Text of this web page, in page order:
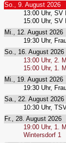
So., 9. August 2026
13:00 Uhr, SV
15:00 Uhr, SV
Mi., 12. August 2026
19:30 Uhr,
So., 16. August 2026
13:00 Uhr, 2.
15:00 Uhr, 1.
Mi., 19. August 2026
19:30 Uhr,
Sa., 22. August 2026
10:30 Uhr,
Fr., 28. August 2026
19:00 Uhr, 1.
Wintersdorf 1